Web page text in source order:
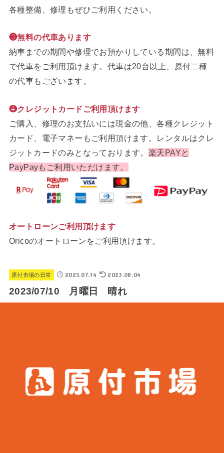
各種整備、修理もぜひご利用ください。
❸無料の代車あります
納車までの期間や修理でお預かりしている期間は、無料
で代車をご利用頂けます。代車は20台以上、原付二種
の代車もございます。
❹クレジットカードご利用頂けます
ご購入、修理のお支払いには現金の他、各種クレジット
カード、電子マネーもご利用頂けます。レンタルはクレ
ジットカードのみとなっております。 楽天PAYと
PayPayもご利用いただけます。
オートローンご利用頂けます
Oricoのオートローンをご利用頂けます。
原付市場の日常 2023.07.14 2023.08.04
2023/07/10 月曜日 晴れ